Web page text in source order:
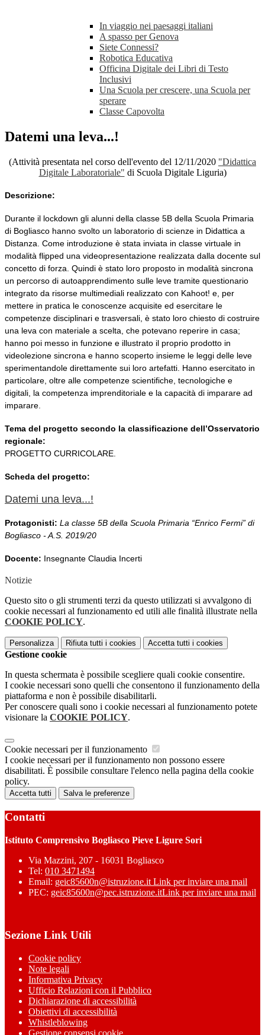
In viaggio nei paesaggi italiani
A spasso per Genova
Siete Connessi?
Robotica Educativa
Officina Digitale dei Libri di Testo
Inclusivi
Una Scuola per crescere, una Scuola per
sperare
Classe Capovolta
Datemi una leva...!
(Attività presentata nel corso dell'evento del 12/11/2020 "Didattica
Digitale Laboratoriale" di Scuola Digitale Liguria)
Descrizione:
Durante il lockdown gli alunni della classe 5B della Scuola Primaria
di Bogliasco hanno svolto un laboratorio di scienze in Didattica a
Distanza. Come introduzione è stata inviata in classe virtuale in
modalità flipped una videopresentazione realizzata dalla docente sul
concetto di forza. Quindi è stato loro proposto in modalità sincrona
un percorso di autoapprendimento sulle leve tramite questionario
integrato da risorse multimediali realizzato con Kahoot! e, per
mettere in pratica le conoscenze acquisite ed esercitare le
competenze disciplinari e trasversali, è stato loro chiesto di costruire
una leva con materiale a scelta, che potevano reperire in casa;
hanno poi messo in funzione e illustrato il proprio prodotto in
videolezione sincrona e hanno scoperto insieme le leggi delle leve
sperimentandole direttamente sui loro artefatti. Hanno esercitato in
particolare, oltre alle competenze scientifiche, tecnologiche e
digitali, la competenza imprenditoriale e la capacità di imparare ad
imparare.
Tema del progetto secondo la classificazione dell’Osservatorio
regionale:
PROGETTO CURRICOLARE.
Scheda del progetto:
Datemi una leva...!
Protagonisti: La classe 5B della Scuola Primaria “Enrico Fermi” di
Bogliasco - A.S. 2019/20
Docente: Insegnante Claudia Incerti
Notizie
Questo sito o gli strumenti terzi da questo utilizzati si avvalgono di
cookie necessari al funzionamento ed utili alle finalità illustrate nella
COOKIE POLICY.
Personalizza Rifiuta tutti i cookies Accetta tutti i cookies
Gestione cookie
In questa schermata è possibile scegliere quali cookie consentire.
I cookie necessari sono quelli che consentono il funzionamento della
piattaforma e non è possibile disabilitarli.
Per conoscere quali sono i cookie necessari al funzionamento potete
visionare la COOKIE POLICY.
Cookie necessari per il funzionamento
I cookie necessari per il funzionamento non possono essere
disabilitati. È possibile consultare l'elenco nella pagina della cookie
policy.
Accetta tutti Salva le preferenze
Contatti
Istituto Comprensivo Bogliasco Pieve Ligure Sori
Via Mazzini, 207 - 16031 Bogliasco
Tel: 010 3471494
Email: geic85600n@istruzione.it Link per inviare una mail
PEC: geic85600n@pec.istruzione.itLink per inviare una mail
Sezione Link Utili
Cookie policy
Note legali
Informativa Privacy
Ufficio Relazioni con il Pubblico
Dichiarazione di accessibilità
Obiettivi di accessibilità
Whistleblowing
Gestione consensi cookie